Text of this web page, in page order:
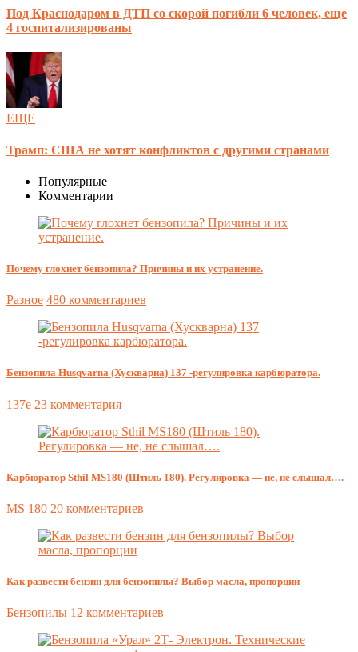
Под Краснодаром в ДТП со скорой погибли 6 человек, еще
4 госпитализированы
ЕЩЕ
Трамп: США не хотят конфликтов с другими странами
Популярные
Комментарии
Почему глохнет бензопила? Причины и их устранение.
Разное 480 комментариев
Бензопила Husqvarna (Хускварна) 137 -регулировка карбюратора.
137e 23 комментария
Карбюратор Sthil MS180 (Штиль 180). Регулировка — не, не слышал….
MS 180 20 комментариев
Как развести бензин для бензопилы? Выбор масла, пропорции
Бензопилы 12 комментариев